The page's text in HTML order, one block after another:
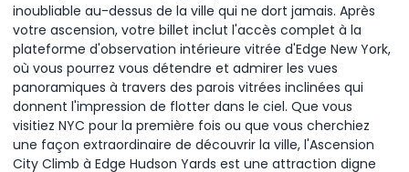
inoubliable au-dessus de la ville qui ne dort jamais. Après
votre ascension, votre billet inclut l'accès complet à la
plateforme d'observation intérieure vitrée d'Edge New York,
où vous pourrez vous détendre et admirer les vues
panoramiques à travers des parois vitrées inclinées qui
donnent l'impression de flotter dans le ciel. Que vous
visitiez NYC pour la première fois ou que vous cherchiez
une façon extraordinaire de découvrir la ville, l'Ascension
City Climb à Edge Hudson Yards est une attraction digne